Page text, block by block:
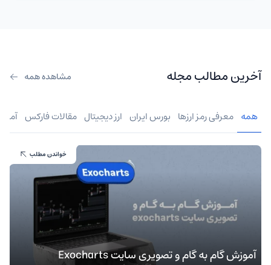
آخرین مطالب مجله مشاهده همه
همه معرفی رمز ارزها بورس ایران ارز دیجیتال مقالات فارکس
آموزش گام به گام و تصویری سایت Exocharts
خواندن مطلب